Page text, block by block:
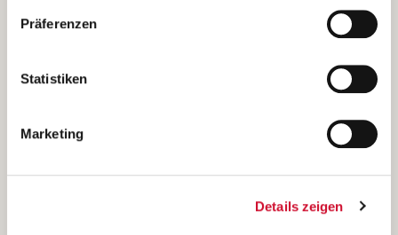
Ihre Einwilligung selbstverständlich jederzeit widerrufen,
indem Sie die Cookie-Einstellungen aufrufen und diese
unsererDatenschutzerklärung
Präferenzen
Statistiken
Marketing
Details zeigen
Kantstraße 45a
(Ein Tochterunternehmen des AWO Bezirksverbandes Unterfranken
e.V.)